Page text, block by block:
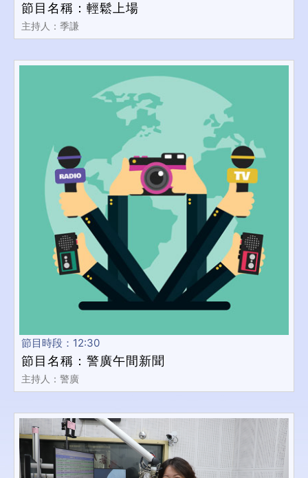
節目名稱：輕鬆上場
主持人：季謙
節目時段：12:30
節目名稱：警廣午間新聞
主持人：警廣